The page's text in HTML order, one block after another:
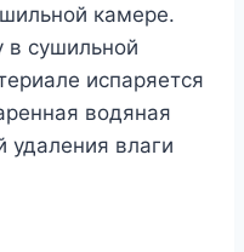
камере.
в сушильной
испаряется
водяная
удаления влаги